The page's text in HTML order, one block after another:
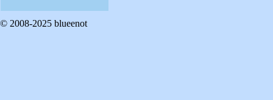
© 2008-2025 blueenot